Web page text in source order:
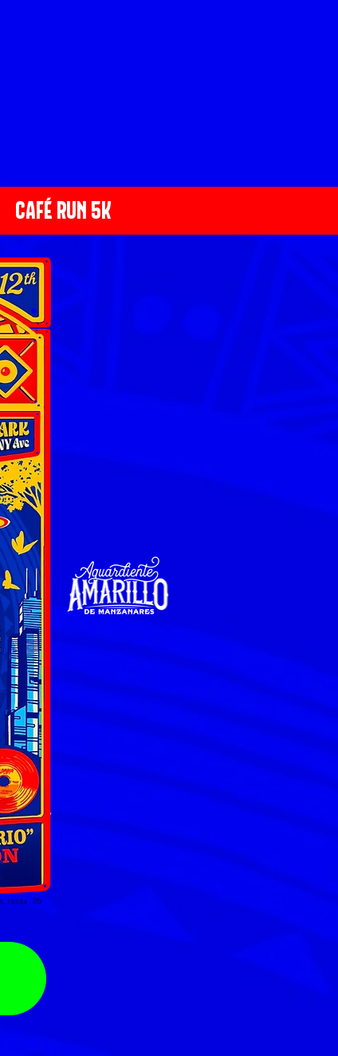
CAFÉ RUN 5K